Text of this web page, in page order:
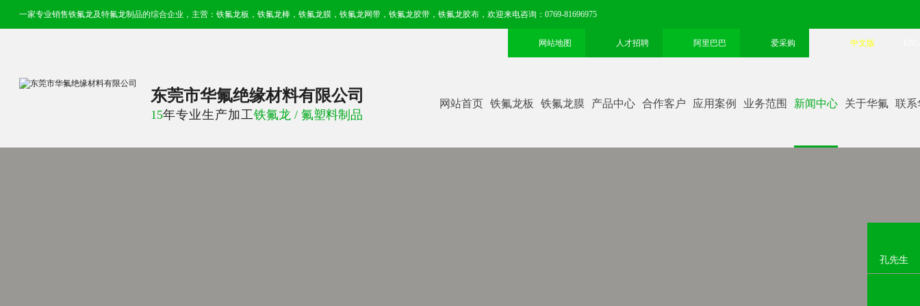
一家专业销售铁氟龙及特氟龙制品的综合企业，主营：铁氟龙板，铁氟龙棒，铁氟龙膜，铁氟龙网带，铁氟龙胶带，铁氟龙胶布，欢迎来电咨询：0769-81696975
网站地图 人才招聘 阿里巴巴 爱采购 中文版
东莞市华氟绝缘材料有限公司
15年专业生产加工铁氟龙 / 氟塑料制品
网站首页 铁氟龙板 铁氟龙膜 产品中心 合作客户 应用案例 业务范围 新闻中心 关于华氟 联系
孔先生